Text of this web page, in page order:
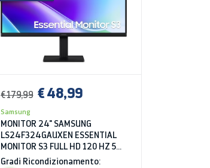
€ 179,99 € 48,99
Samsung
MONITOR 24" SAMSUNG
LS24F324GAUXEN ESSENTIAL
MONITOR S3 FULL HD 120 HZ 5
MS HDMI NERO
Gradi Ricondizionamento: